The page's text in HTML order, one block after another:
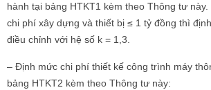
hành tại bảng HTKT1 kèm theo Thông tư
chi phí xây dựng và thiết bị ≤ 1 tỷ đồng thì
điều chỉnh với hệ số k = 1,3.
– Định mức chi phí thiết kế công trình máy
bảng HTKT2 kèm theo Thông tư này: